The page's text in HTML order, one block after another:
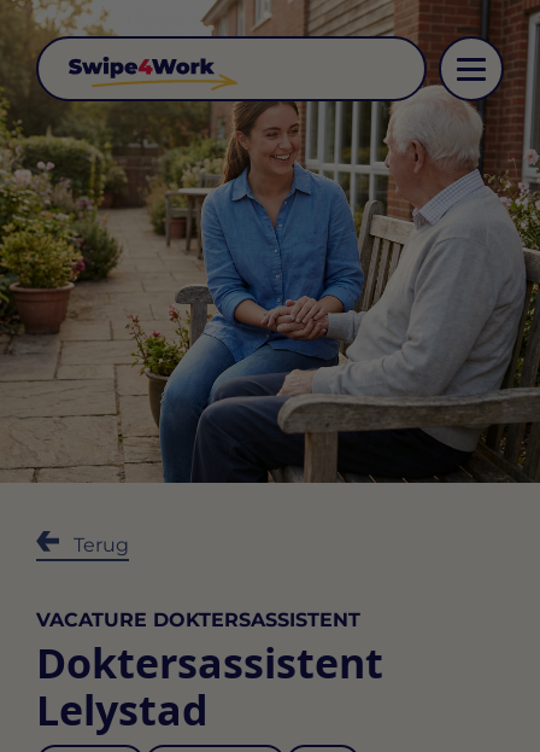
Terug
VACATURE DOKTERSASSISTENT
Doktersassistent
Lelystad